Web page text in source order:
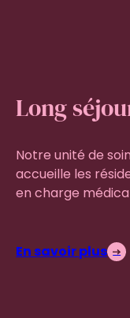
Long
Notre unité de
accueille les
en charge
En savoir plus